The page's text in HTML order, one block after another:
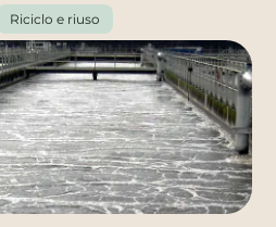
Riciclo e riuso